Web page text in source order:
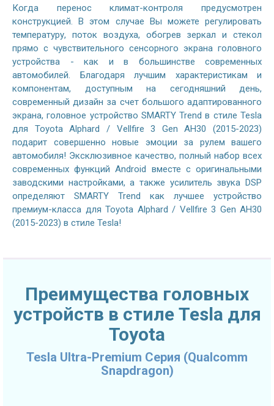
Когда перенос климат-контроля предусмотрен
конструкцией. В этом случае Вы можете регулировать
температуру, поток воздуха, обогрев зеркал и стекол
прямо с чувствительного сенсорного экрана головного
устройства - как и в большинстве современных
автомобилей. Благодаря лучшим характеристикам и
компонентам, доступным на сегодняшний день,
современный дизайн за счет большого адаптированного
экрана, головное устройство SMARTY Trend в стиле Tesla
для Toyota Alphard / Vellfire 3 Gen AH30 (2015-2023)
подарит совершенно новые эмоции за рулем вашего
автомобиля! Эксклюзивное качество, полный набор всех
современных функций Android вместе с оригинальными
заводскими настройками, а также усилитель звука DSP
определяют SMARTY Trend как лучшее устройство
премиум-класса для Toyota Alphard / Vellfire 3 Gen AH30
(2015-2023) в стиле Tesla!
Преимущества головных
устройств в стиле Tesla для
Toyota
Tesla Ultra-Premium Серия (Qualcomm
Snapdragon)